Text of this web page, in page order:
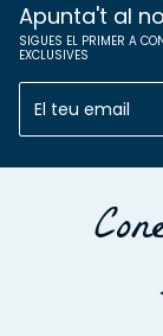
Apunta't al
SIGUES EL PRIMER A
EXCLUSIVES